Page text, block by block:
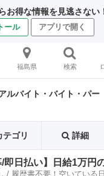
お得な情報を見逃さない
ール アプリで開く
福島県 検索
ルバイト・バイト・パー
テゴリ 詳細
/即日払い】日給1万円
/ 履歴書不要！空いている